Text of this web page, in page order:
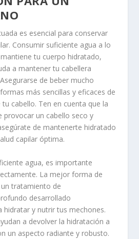
es esencial para conservar
Consumir suficiente agua a lo
tu cuerpo hidratado,
a mantener tu cabellera
de beber mucho
más sencillas y eficaces de
cabello. Ten en cuenta que la
provocar un cabello seco y
de mantenerte hidratado
capilar óptima.
agua, es importante
La mejor forma de
tratamiento de
desarrollado
hidratar y nutrir tus mechones.
a devolver la hidratación a
un aspecto radiante y robusto.